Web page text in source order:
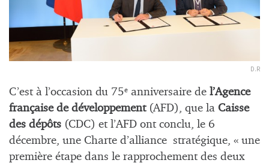
D.R
C’est à l’occasion du 75e anniversaire de l’Agence
française de développement(AFD), que la Caisse
des dépôts (CDC) et l’AFD ont conclu, le 6
décembre, une Charte d’alliance stratégique, « une
première étape dans le rapprochement des deux